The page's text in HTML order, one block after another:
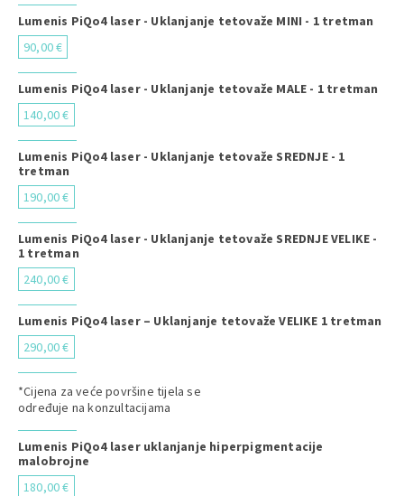
Lumenis PiQo4 laser - Uklanjanje tetovaže MINI - 1 tretman
90,00 €
Lumenis PiQo4 laser - Uklanjanje tetovaže MALE - 1 tretman
140,00 €
Lumenis PiQo4 laser - Uklanjanje tetovaže SREDNJE - 1
tretman
190,00 €
Lumenis PiQo4 laser - Uklanjanje tetovaže SREDNJE VELIKE -
1 tretman
240,00 €
Lumenis PiQo4 laser – Uklanjanje tetovaže VELIKE 1 tretman
290,00 €
*Cijena za veće površine tijela se
određuje na konzultacijama
Lumenis PiQo4 laser uklanjanje hiperpigmentacije
malobrojne
180,00 €